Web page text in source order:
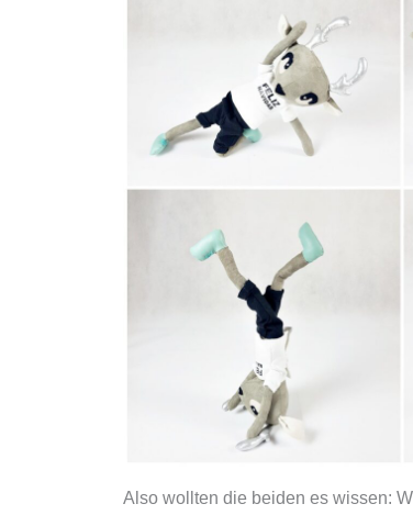
Also wollten die beiden es wissen: